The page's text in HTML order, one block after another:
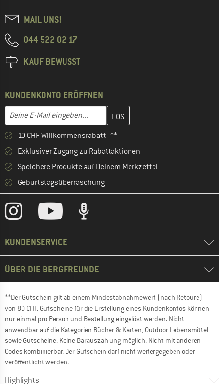
MAIL UNS!
044 522 02 17
KAUF BEWUSST
KUNDENKONTO ERÖFFNEN
E-Mail-Adresse
Gib hier deine E-Mail-Adresse ein und erstelle im nächsten
10 CHF Willkommensrabatt **
Exklusiver Zugang zu Rabattaktionen
Speichere Produkte auf Deinem Merkzettel
Geburtstagsüberraschung
KUNDENSERVICE
ÜBER DIE BERGFREUNDE
**Der Gutschein gilt ab einem Mindestabnahmewert (nach Retoure)
von 80 CHF. Gutscheine für die Erstellung eines Kundenkontos können
nur einmal pro Person und Bestellung eingelöst werden. Nicht
anwendbar auf die Kategorien Bücher & Karten, Outdoor Lebensmittel
sowie Gutscheine. Keine Barauszahlung möglich. Nicht mit anderen
Codes kombinierbar. Der Gutschein darf nicht weitergegeben oder
veröffentlicht werden.
Highlights